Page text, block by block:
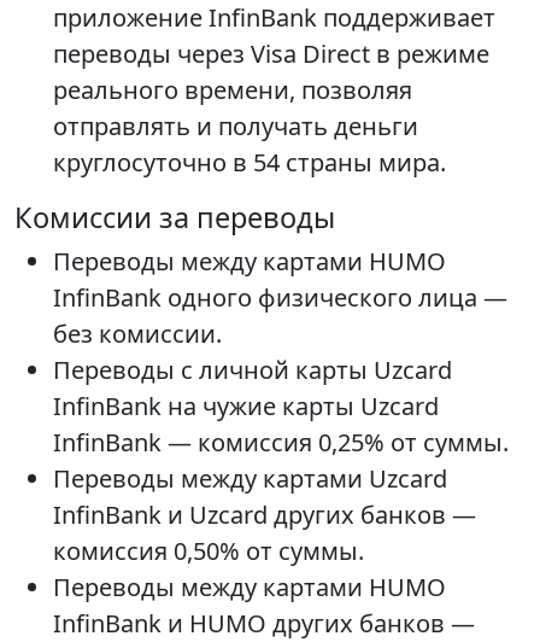
приложение InfinBank поддерживает
переводы через Visa Direct в режиме
реального времени, позволяя
отправлять и получать деньги
круглосуточно в 54 страны мира.
Комиссии за переводы
Переводы между картами HUMO
InfinBank одного физического лица —
без комиссии.
Переводы с личной карты Uzcard
InfinBank на чужие карты Uzcard
InfinBank — комиссия 0,25% от суммы.
Переводы между картами Uzcard
InfinBank и Uzcard других банков —
комиссия 0,50% от суммы.
Переводы между картами HUMO
InfinBank и HUMO других банков —